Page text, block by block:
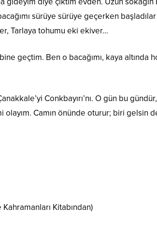
sürüye sürüye geçerken
Tarlaya tohumu eki ekiver…
geçtim. Ben o bacağımı, kaya altında
Conkbayırı’nı. O gün bu
olayım. Camın önünde oturur; biri gelsin
Kitabından)